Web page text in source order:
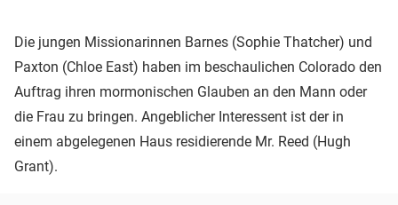
Die jungen Missionarinnen Barnes (Sophie Thatcher) und
Paxton (Chloe East) haben im beschaulichen Colorado den
Auftrag ihren mormonischen Glauben an den Mann oder
die Frau zu bringen. Angeblicher Interessent ist der in
einem abgelegenen Haus residierende Mr. Reed (Hugh
Grant).